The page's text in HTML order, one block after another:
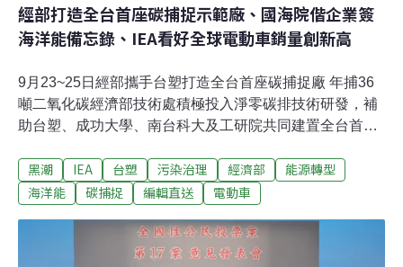
經部打造全台首座碳捕捉示範廠、國海院偕企業簽
海洋能備忘錄、IEA看好全球電動車銷量創新高
9月23~25日經部攜手台塑打造全台首座碳捕捉廠 年捕36
噸二氧化碳經濟部技術處積極投入淨零碳排技術研發，補
助台塑、成功大學、南台科大及工研院共同建置全台首套
程排放的36噸二氧化碳，並將其轉化為12噸甲烷等化學
品。該示範工廠以完整的「二氧化碳捕獲」、「氫氣純
年底試運轉至今已有初步成果；台塑未來將逐級放大二氧
化碳捕捉及再利用示範場域，擴大減碳效益，共同邁向淨
黑潮 IEA 台塑 污染治理 經濟部
能源轉型
海洋能
碳捕捉 編輯直送 電動車